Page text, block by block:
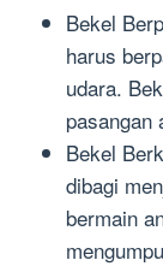
Bekel
harus
udara.
pasangan
Bekel
dibagi
bermain